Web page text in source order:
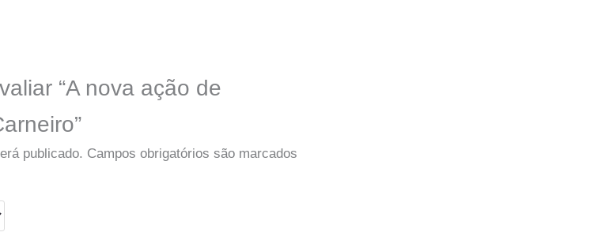
“A nova ação de
publicado. Campos obrigatórios são marcados